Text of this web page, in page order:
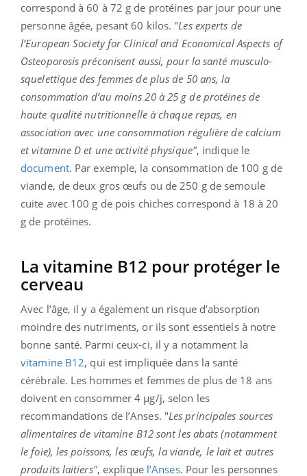
correspond à 60 à 72 g de protéines par jour pour une
personne âgée, pesant 60 kilos. "Les experts de
l’European Society for Clinical and Economical Aspects of
Osteoporosis préconisent aussi, pour la santé musculo-
squelettique des femmes de plus de 50 ans, la
consommation d’au moins 20 à 25 g de protéines de
haute qualité nutritionnelle à chaque repas, en
association avec une consommation régulière de calcium
et vitamine D et une activité physique", indique le
document. Par exemple, la consommation de 100 g de
viande, de deux gros œufs ou de 250 g de semoule
cuite avec 100 g de pois chiches correspond à 18 à 20
g de protéines.
La vitamine B12 pour protéger le
cerveau
Avec l’âge, il y a également un risque d’absorption
moindre des nutriments, or ils sont essentiels à notre
bonne santé. Parmi ceux-ci, il y a notamment la
vitamine B12, qui est impliquée dans la santé
cérébrale. Les hommes et femmes de plus de 18 ans
doivent en consommer 4 µg/j, selon les
recommandations de l’Anses. "Les principales sources
alimentaires de vitamine B12 sont les abats (notamment
le foie), les poissons, les œufs, la viande, le lait et autres
produits laitiers", explique l’Anses. Pour les personnes